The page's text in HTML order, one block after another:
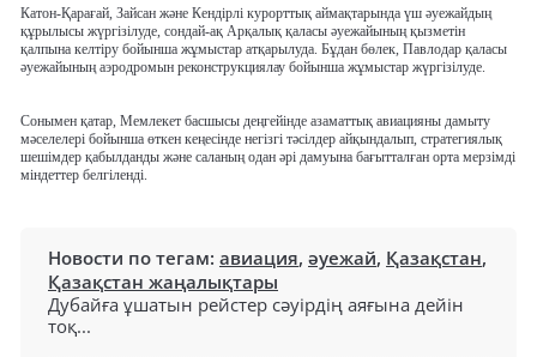
Катон-Қарағай, Зайсан және Кендірлі курорттық аймақтарында үш әуежайдың
құрылысы жүргізілуде, сондай-ақ Арқалық қаласы әуежайының қызметін
қалпына келтіру бойынша жұмыстар атқарылуда. Бұдан бөлек, Павлодар қаласы
әуежайының аэродромын реконструкциялау бойынша жұмыстар жүргізілуде.
Сонымен қатар, Мемлекет басшысы деңгейінде азаматтық авиацияны дамыту
мәселелері бойынша өткен кеңесінде негізгі тәсілдер айқындалып, стратегиялық
шешімдер қабылданды және саланың одан әрі дамуына бағытталған орта мерзімді
міндеттер белгіленді.
Новости по тегам: авиация, әуежай, Қазақстан,
Қазақстан жаңалықтары
Дубайға ұшатын рейстер сәуірдің аяғына дейін
тоқ...